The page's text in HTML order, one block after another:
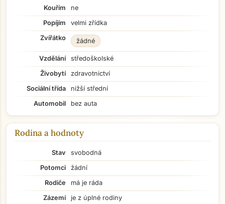
Kouřím
ne
Popíjím
velmi zřídka
Zvířátko
žádné
Vzdělání
středoškolské
Živobytí
zdravotnictví
Sociální třída
nižší střední
Automobil
bez auta
Rodina a hodnoty
Stav
svobodná
Potomci
žádní
Rodiče
má je ráda
Zázemí
je z úplné rodiny